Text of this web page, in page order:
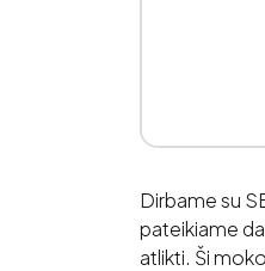
Dirbame su
pateikiame
atlikti. Ši